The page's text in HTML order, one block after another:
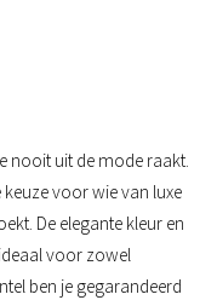
nooit uit de mode raakt.
keuze voor wie van luxe
De elegante kleur en
voor zowel
ben je gegarandeerd